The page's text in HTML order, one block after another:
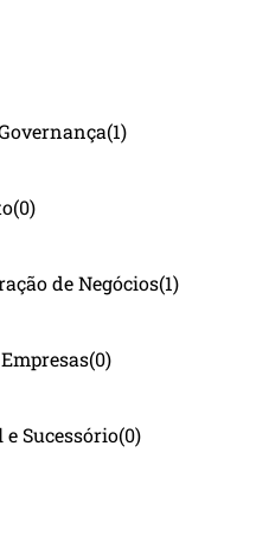
(1)
(0)
de Negócios(1)
(0)
Sucessório(0)